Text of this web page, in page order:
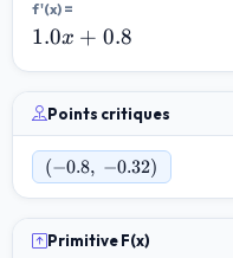
f'(x) =
1.0
0.8
1.0x + 0.8
Points critiques
(-0.8,\;-0.32)
(−0.8, −0.32)
Primitive F(x)